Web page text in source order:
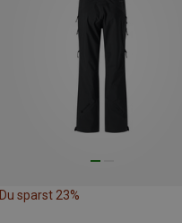
Du sparst 23%